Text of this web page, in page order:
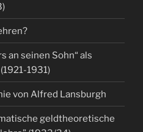
an seinen Sohn“ als
1931)
von Alfred Lansburgh
geldtheoretische